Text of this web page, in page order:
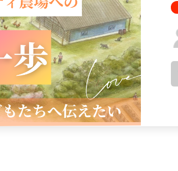
徳島 愛媛 高知
福岡 佐賀 長崎 熊本 大分